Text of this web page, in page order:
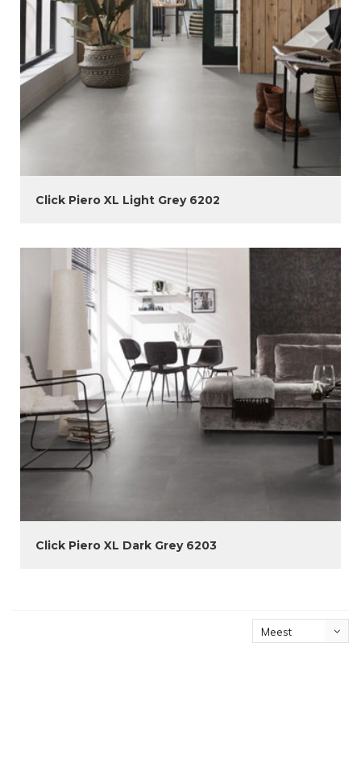
Click Piero XL Light Grey 6202
Click Piero XL Dark Grey 6203
Meest